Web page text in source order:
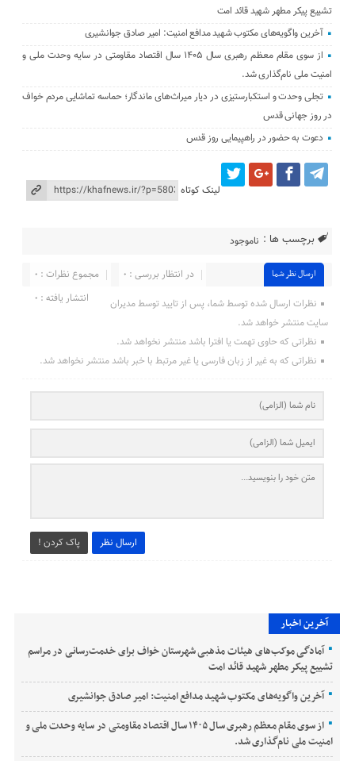
تشییع پیکر مطهر شهید قائد امت
آخرین واگویه‌های مکتوب شهید مدافع امنیت: امیر صادق جوانشیری
از سوی مقام معظم رهبری سال ۱۴۰۵ سال اقتصاد مقاومتی در سایه وحدت ملی و
امنیت ملی نام‌گذاری شد.
تجلی وحدت و استکبارستیزی در دیار میراث‌های ماندگار؛ حماسه تماشایی مردم خواف
در روز جهانی قدس
دعوت به حضور در راهپیمایی روز قدس
لینک کوتاه
برچسب ها : ناموجود
ارسال نظر شما مجموع نظرات : ۰
در انتظار بررسی : ۰
انتشار یافته : ۰
نظرات ارسال شده توسط شما، پس از تایید توسط مدیران
سایت منتشر خواهد شد.
نظراتی که حاوی تهمت یا افترا باشد منتشر نخواهد شد.
نظراتی که به غیر از زبان فارسی یا غیر مرتبط با خبر باشد منتشر نخواهد شد.
ارسال نظر پاک کردن !
آخرین اخبار
آمادگی موکب‌های هیئات مذهبی شهرستان خواف برای خدمت‌رسانی در مراسم
تشییع پیکر مطهر شهید قائد امت
آخرین واگویه‌های مکتوب شهید مدافع امنیت: امیر صادق جوانشیری
از سوی مقام معظم رهبری سال ۱۴۰۵ سال اقتصاد مقاومتی در سایه وحدت ملی و
امنیت ملی نام‌گذاری شد.